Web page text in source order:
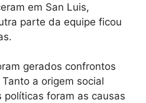
em San Luis,
parte da equipe ficou
gerados confrontos
a origem social
políticas foram as causas